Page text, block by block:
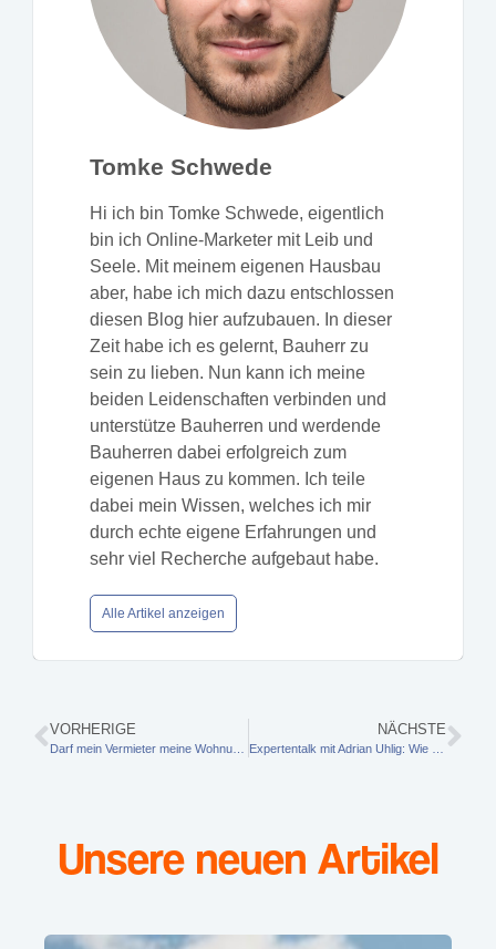
Tomke Schwede
Hi ich bin Tomke Schwede, eigentlich
bin ich Online-Marketer mit Leib und
Seele. Mit meinem eigenen Hausbau
aber, habe ich mich dazu entschlossen
diesen Blog hier aufzubauen. In dieser
Zeit habe ich es gelernt, Bauherr zu
sein zu lieben. Nun kann ich meine
beiden Leidenschaften verbinden und
unterstütze Bauherren und werdende
Bauherren dabei erfolgreich zum
eigenen Haus zu kommen. Ich teile
dabei mein Wissen, welches ich mir
durch echte eigene Erfahrungen und
sehr viel Recherche aufgebaut habe.
Alle Artikel anzeigen
VORHERIGE NÄCHSTE
Unsere neuen Artikel